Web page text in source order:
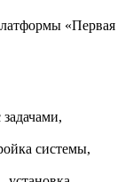
«Первая
системы,